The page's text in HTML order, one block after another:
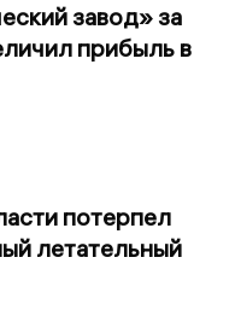
завод» за
прибыль в
потерпел
летательный